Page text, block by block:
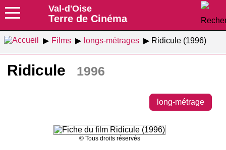
Val-d'Oise
Terre de Cinéma
Films longs-métrages Ridicule (1996)
Ridicule 1996
long-métrage
© Tous droits réservés